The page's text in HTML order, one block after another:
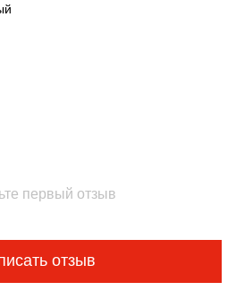
первый отзыв
отзыв